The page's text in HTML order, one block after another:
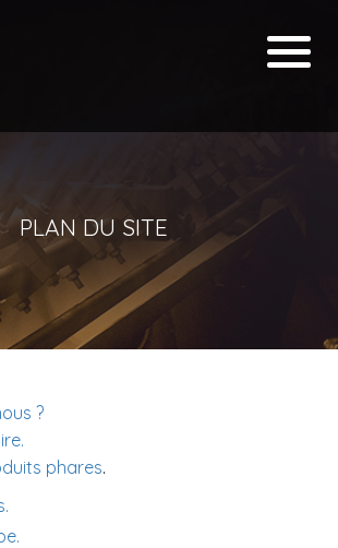
PLAN DU SITE
?
phares.